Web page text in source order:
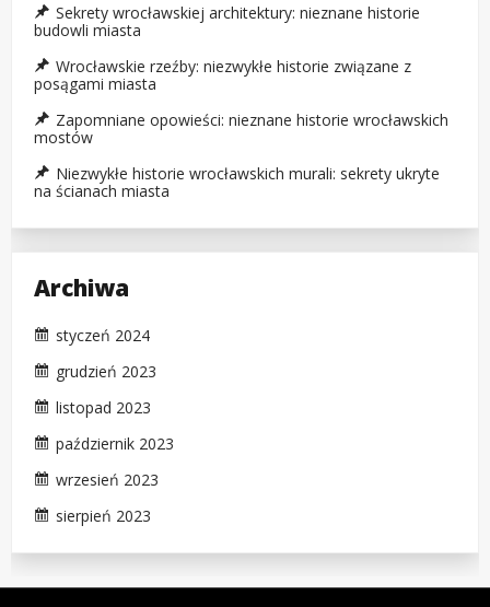
Sekrety wrocławskiej architektury: nieznane historie
budowli miasta
Wrocławskie rzeźby: niezwykłe historie związane z
posągami miasta
Zapomniane opowieści: nieznane historie wrocławskich
mostów
Niezwykłe historie wrocławskich murali: sekrety ukryte
na ścianach miasta
Archiwa
styczeń 2024
grudzień 2023
listopad 2023
październik 2023
wrzesień 2023
sierpień 2023